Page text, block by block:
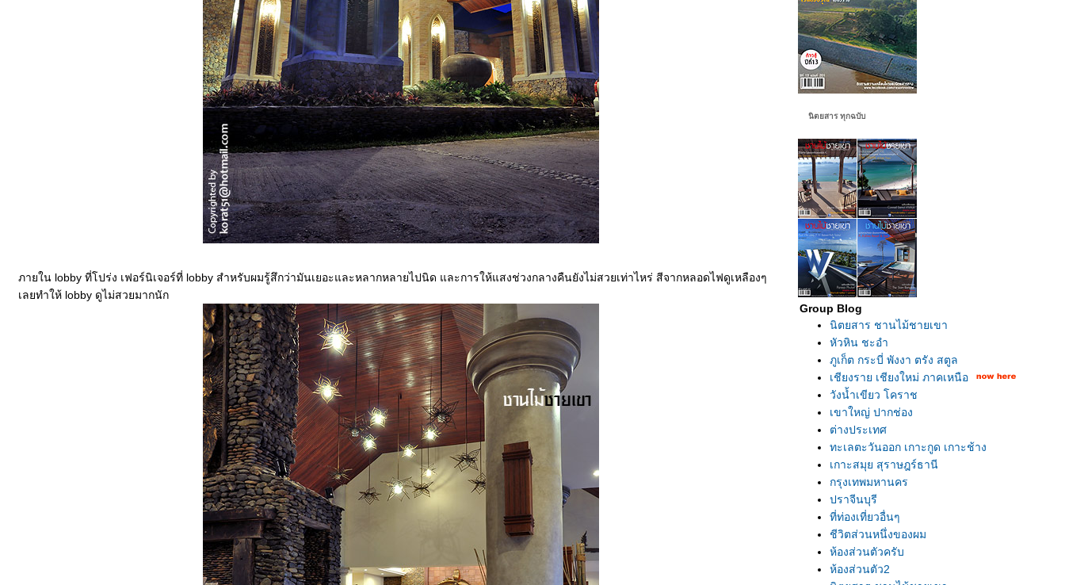
ภายใน lobby ที่โปร่ง เฟอร์นิเจอร์ที่ lobby สำหรับผมรู้สึกว่ามันเยอะและหลากหลายไปนิด และการให้แสงช่วงกลางคืนยังไม่สวยเท่าไหร่ สีจากหลอดไฟดูเหลืองๆ
เลยทำให้ lobby ดูไม่สวยมากนัก
นิตยสาร ทุกฉบับ
Group Blog
นิตยสาร ชานไม้ชายเขา
หัวหิน ชะอำ
ภูเก็ต กระบี่ พังงา ตรัง สตูล
เชียงราย เชียงใหม่ ภาคเหนือ
วังน้ำเขียว โคราช
เขาใหญ่ ปากช่อง
ต่างประเทศ
ทะเลตะวันออก เกาะกูด เกาะช้าง
เกาะสมุย สุราษฎร์ธานี
กรุงเทพมหานคร
ปราจีนบุรี
ที่ท่องเที่ยวอื่นๆ
ชีวิตส่วนหนึ่งของผม
ห้องส่วนตัวครับ
ห้องส่วนตัว2